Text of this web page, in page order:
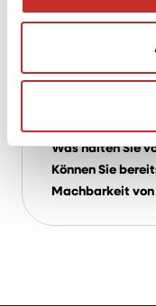
Welche Vorteile
gegenüber
Was halten Sie
Können Sie
Machbarkeit